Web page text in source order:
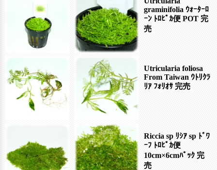
graminifolia ｳｫｰﾀｰﾛ
ｰﾝ ﾄﾛﾋﾟｶ便 POT 完
売
Utricularia foliosa
From Taiwan ｳﾄﾘｸﾗ
ﾘｱ ﾌｫﾘｵｻ 完売
Riccia sp ﾘｼｱ sp ﾄﾞﾜ
ｰﾌ ﾄﾛﾋﾟｶ便
10cm×6cmﾊﾟｯｸ 完
売